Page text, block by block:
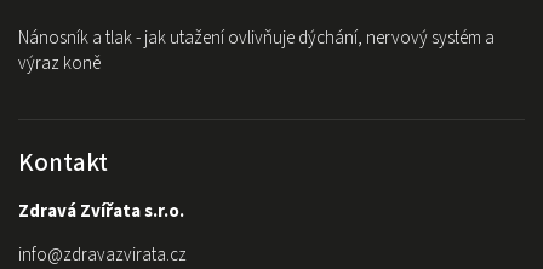
Nánosník a tlak - jak utažení ovlivňuje dýchání, nervový systém a
výraz koně
Kontakt
Zdravá Zvířata s.r.o.
info@zdravazvirata.cz